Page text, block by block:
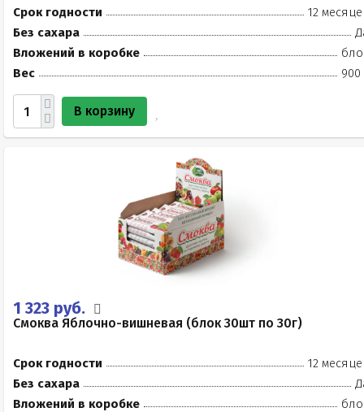
Срок годности
12
Без сахара
Вложений в коробке
Вес
900
В корзину
1 323 руб.
Смоква Яблочно-вишневая (блок 30шт по 30г)
Срок годности
12
Без сахара
Вложений в коробке